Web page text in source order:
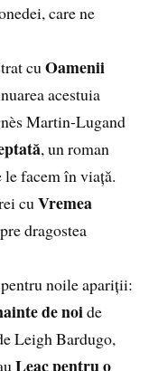
care ne
cuOamenii
acestuia
Martin-Lugand
, un roman
le facem în viață.
cuVremea
dragostea
noile apariții:
de noide
Leigh Bardugo,
Leac pentru o